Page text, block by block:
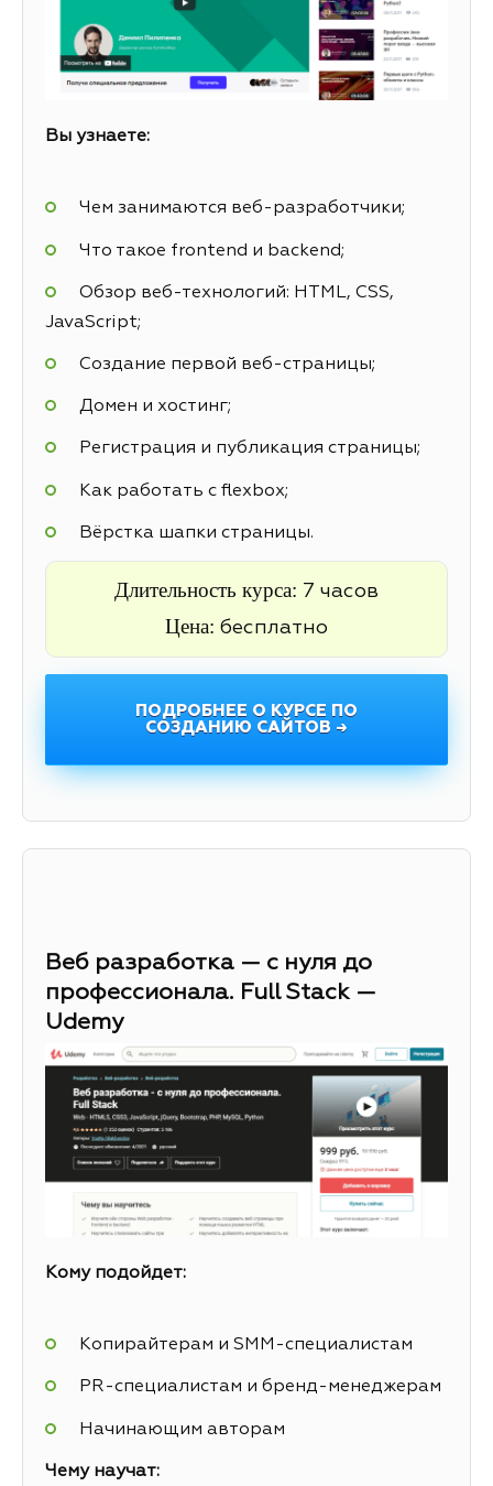
Вы узнаете:
Чем занимаются веб-разработчики;
Что такое frontend и backend;
Обзор веб-технологий: HTML, CSS,
JavaScript;
Создание первой веб-страницы;
Домен и хостинг;
Регистрация и публикация страницы;
Как работать с flexbox;
Вёрстка шапки страницы.
Длительность курса: 7 часов
Цена: бесплатно
ПОДРОБНЕЕ О КУРСЕ ПО
СОЗДАНИЮ САЙТОВ →
Веб разработка — с нуля до
профессионала. Full Stack —
Udemy
Кому подойдет:
Копирайтерам и SMM-специалистам
PR-специалистам и бренд-менеджерам
Начинающим авторам
Чему научат: